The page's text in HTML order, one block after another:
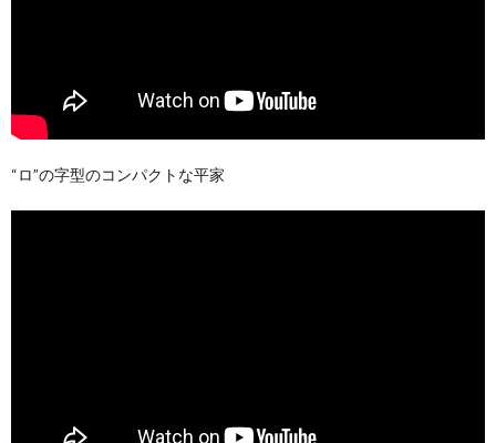
“ロ”の字型のコンパクトな平家